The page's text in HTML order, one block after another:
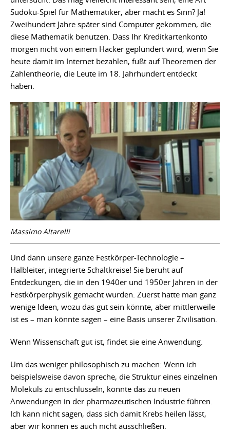
Sudoku-Spiel für Mathematiker, aber macht es Sinn? Ja!
Zweihundert Jahre später sind Computer gekommen, die
diese Mathematik benutzen. Dass Ihr Kreditkartenkonto
morgen nicht von einem Hacker geplündert wird, wenn Sie
heute damit im Internet bezahlen, fußt auf Theoremen der
Zahlentheorie, die Leute im 18. Jahrhundert entdeckt
haben.
Massimo Altarelli
Und dann unsere ganze Festkörper-Technologie –
Halbleiter, integrierte Schaltkreise! Sie beruht auf
Entdeckungen, die in den 1940er und 1950er Jahren in der
Festkörperphysik gemacht wurden. Zuerst hatte man ganz
wenige Ideen, wozu das gut sein könnte, aber mittlerweile
ist es – man könnte sagen – eine Basis unserer Zivilisation.
Wenn Wissenschaft gut ist, findet sie eine Anwendung.
Um das weniger philosophisch zu machen: Wenn ich
beispielsweise davon spreche, die Struktur eines einzelnen
Moleküls zu entschlüsseln, könnte das zu neuen
Anwendungen in der pharmazeutischen Industrie führen.
Ich kann nicht sagen, dass sich damit Krebs heilen lässt,
aber wir können es auch nicht ausschließen.